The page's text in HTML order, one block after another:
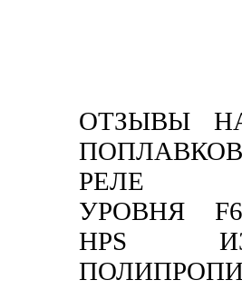
ОТЗЫВЫ
РЕЛЕ
УРОВНЯ
HPS